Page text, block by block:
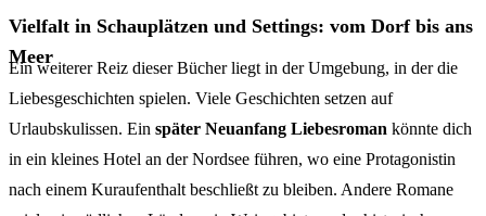
Vielfalt in Schauplätzen und Settings: vom Dorf bis ans
Meer
Ein weiterer Reiz dieser Bücher liegt in der Umgebung, in der die
Liebesgeschichten spielen. Viele Geschichten setzen auf
Urlaubskulissen. Ein später Neuanfang Liebesroman könnte dich
in ein kleines Hotel an der Nordsee führen, wo eine Protagonistin
nach einem Kuraufenthalt beschließt zu bleiben. Andere Romane